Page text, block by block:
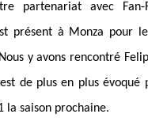
partenariat avec Fan-
présent à Monza pour
y avons rencontré
de plus en plus évoqué
la saison prochaine.